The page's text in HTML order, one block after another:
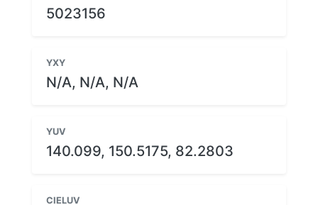
5023156
YXY
N/A, N/A, N/A
YUV
140.099, 150.5175, 82.2803
CIELUV